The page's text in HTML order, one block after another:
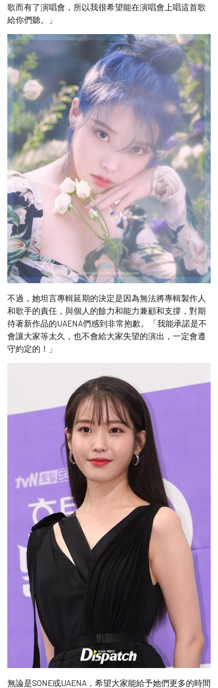
歌而有了演唱會，所以我很希望能在演唱會上唱這首歌
給你們聽。」
不過，她坦言專輯延期的決定是因為無法將專輯製作人
和歌手的責任，與個人的餘力和能力兼顧和支撐，對期
待著新作品的UAENA們感到非常抱歉。「我能承諾是不
會讓大家等太久，也不會給大家失望的演出，一定會遵
守約定的！」
無論是SONE或UAENA，希望大家能給予她們更多的時間